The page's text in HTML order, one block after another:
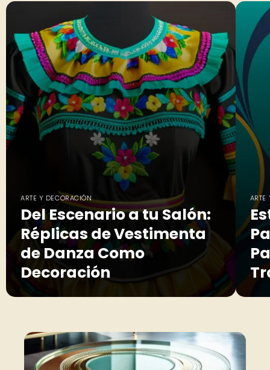
ARTE Y DECORACIÓN
Del Escenario a tu Salón:
Réplicas de Vestimenta
de Danza Como
Decoración
ARTE